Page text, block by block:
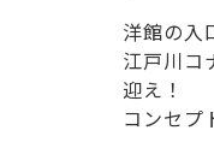
洋館の入
江戸川コ
迎え！
コンセプ